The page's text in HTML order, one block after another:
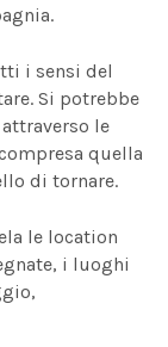
i sensi del
Si potrebbe
le
quella
di tornare.
le location
i luoghi